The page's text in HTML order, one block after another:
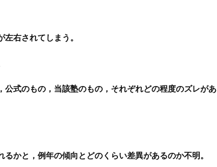
右されてしまう。
公式のもの，当該塾のもの，それぞれどの程度のズレがあ
かと，例年の傾向とどのくらい差異があるのか不明。